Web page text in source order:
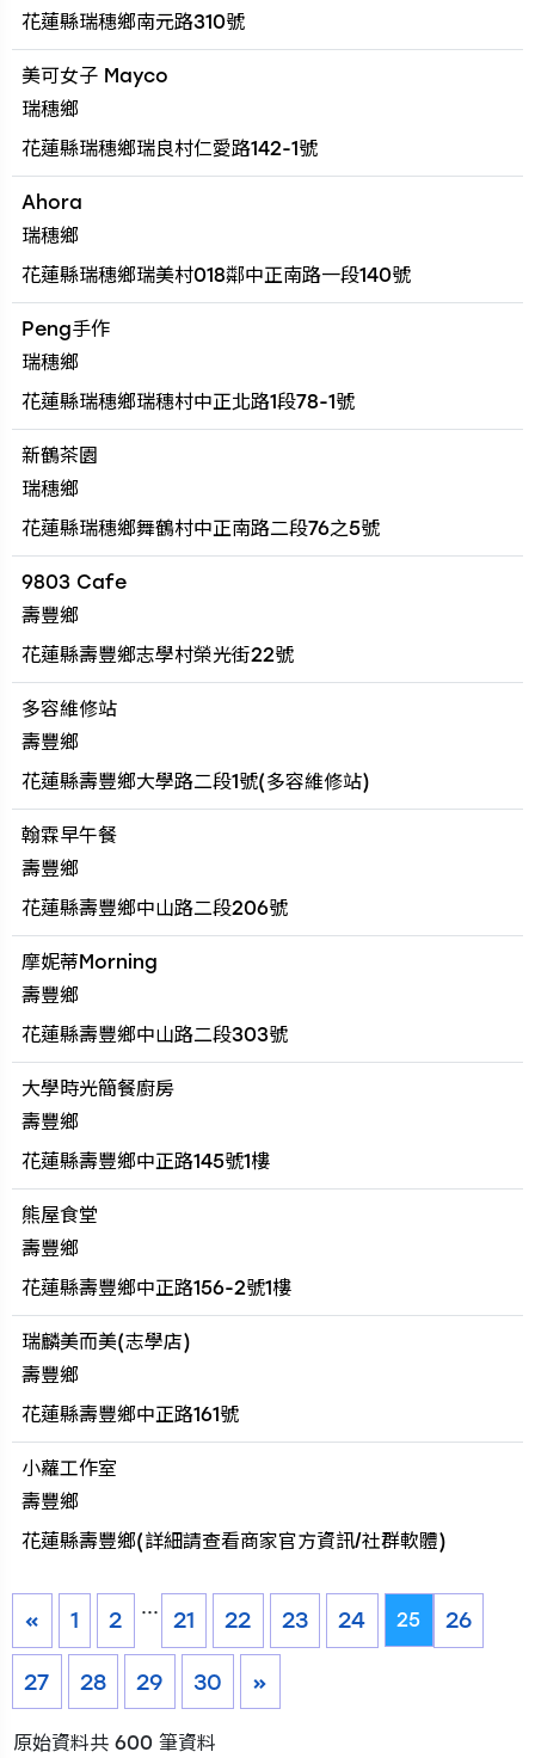
花蓮縣瑞穗鄉南元路310號
美可女子 Mayco
瑞穗鄉
花蓮縣瑞穗鄉瑞良村仁愛路142-1號
Ahora
瑞穗鄉
花蓮縣瑞穗鄉瑞美村018鄰中正南路一段140號
Peng手作
瑞穗鄉
花蓮縣瑞穗鄉瑞穗村中正北路1段78-1號
新鶴茶園
瑞穗鄉
花蓮縣瑞穗鄉舞鶴村中正南路二段76之5號
9803 Cafe
壽豐鄉
花蓮縣壽豐鄉志學村榮光街22號
多容維修站
壽豐鄉
花蓮縣壽豐鄉大學路二段1號(多容維修站)
翰霖早午餐
壽豐鄉
花蓮縣壽豐鄉中山路二段206號
摩妮蒂Morning
壽豐鄉
花蓮縣壽豐鄉中山路二段303號
大學時光簡餐廚房
壽豐鄉
花蓮縣壽豐鄉中正路145號1樓
熊屋食堂
壽豐鄉
花蓮縣壽豐鄉中正路156-2號1樓
瑞麟美而美(志學店)
壽豐鄉
花蓮縣壽豐鄉中正路161號
小蘿工作室
壽豐鄉
花蓮縣壽豐鄉(詳細請查看商家官方資訊/社群軟體)
« 1 2
...
21 22 23 24 25 26
27 28 29 30 »
原始資料共 600 筆資料